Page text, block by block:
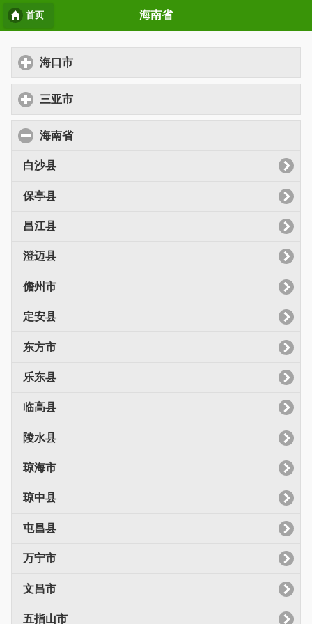
首页 海南省
海口市
三亚市
海南省
白沙县
保亭县
昌江县
澄迈县
儋州市
定安县
东方市
乐东县
临高县
陵水县
琼海市
琼中县
屯昌县
万宁市
文昌市
五指山市